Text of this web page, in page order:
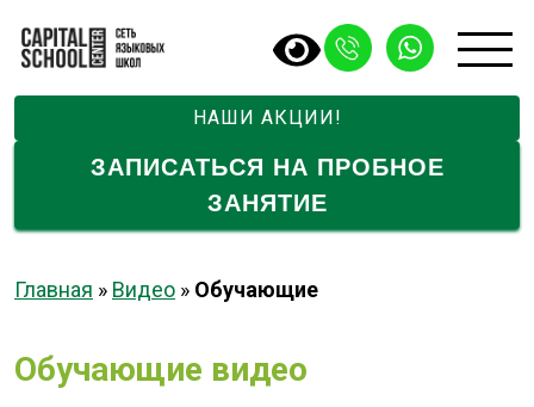
НАШИ АКЦИИ!
ЗАПИСАТЬСЯ НА ПРОБНОЕ
ЗАНЯТИЕ
Главная » Видео » Обучающие
Обучающие видео